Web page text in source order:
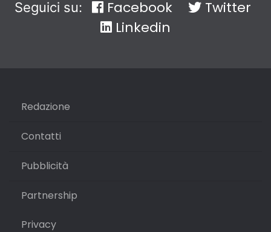
Seguici su: Facebook
Twitter
Linkedin
Redazione
Contatti
Pubblicità
Partnership
Privacy